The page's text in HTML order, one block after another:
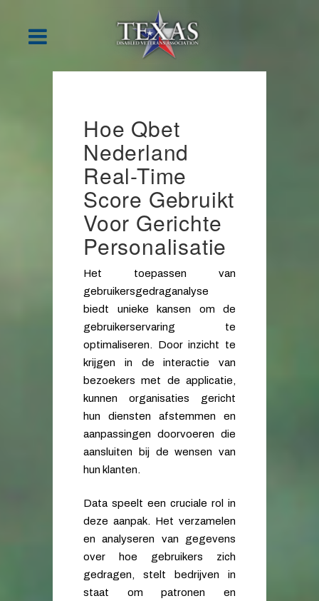
Hoe Qbet
Nederland
Real-Time
Score Gebruikt
Voor Gerichte
Personalisatie
Het toepassen van
gebruikersgedraganalyse
biedt unieke kansen om de
gebruikerservaring te
optimaliseren. Door inzicht te
krijgen in de interactie van
bezoekers met de applicatie,
kunnen organisaties gericht
hun diensten afstemmen en
aanpassingen doorvoeren die
aansluiten bij de wensen van
hun klanten.
Data speelt een cruciale rol in
deze aanpak. Het verzamelen
en analyseren van gegevens
over hoe gebruikers zich
gedragen, stelt bedrijven in
staat om patronen en